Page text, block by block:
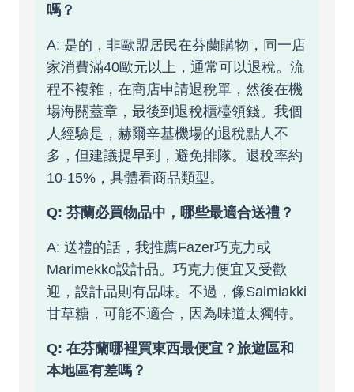
嗎？
A: 是的，非歐盟居民在芬蘭購物，同一店
家消費滿40歐元以上，通常可以退稅。流
程不複雜，在商店申請退稅單，然後在機
場海關蓋章，最後到退稅櫃檯領錢。我個
人經驗是，赫爾辛基機場的退稅點人不
多，但建議提早到，避免排隊。退稅率約
10-15%，具體看商品類型。
Q: 芬蘭必買物品中，哪些最適合送禮？
A: 送禮的話，我推薦Fazer巧克力或
Marimekko設計品。巧克力便宜又受歡
迎，設計品則有品味。不過，像Salmiakki
甘草糖，可能不適合，因為味道太獨特。
Q: 在芬蘭哪裡買東西最便宜？旅遊區和
本地區有差嗎？